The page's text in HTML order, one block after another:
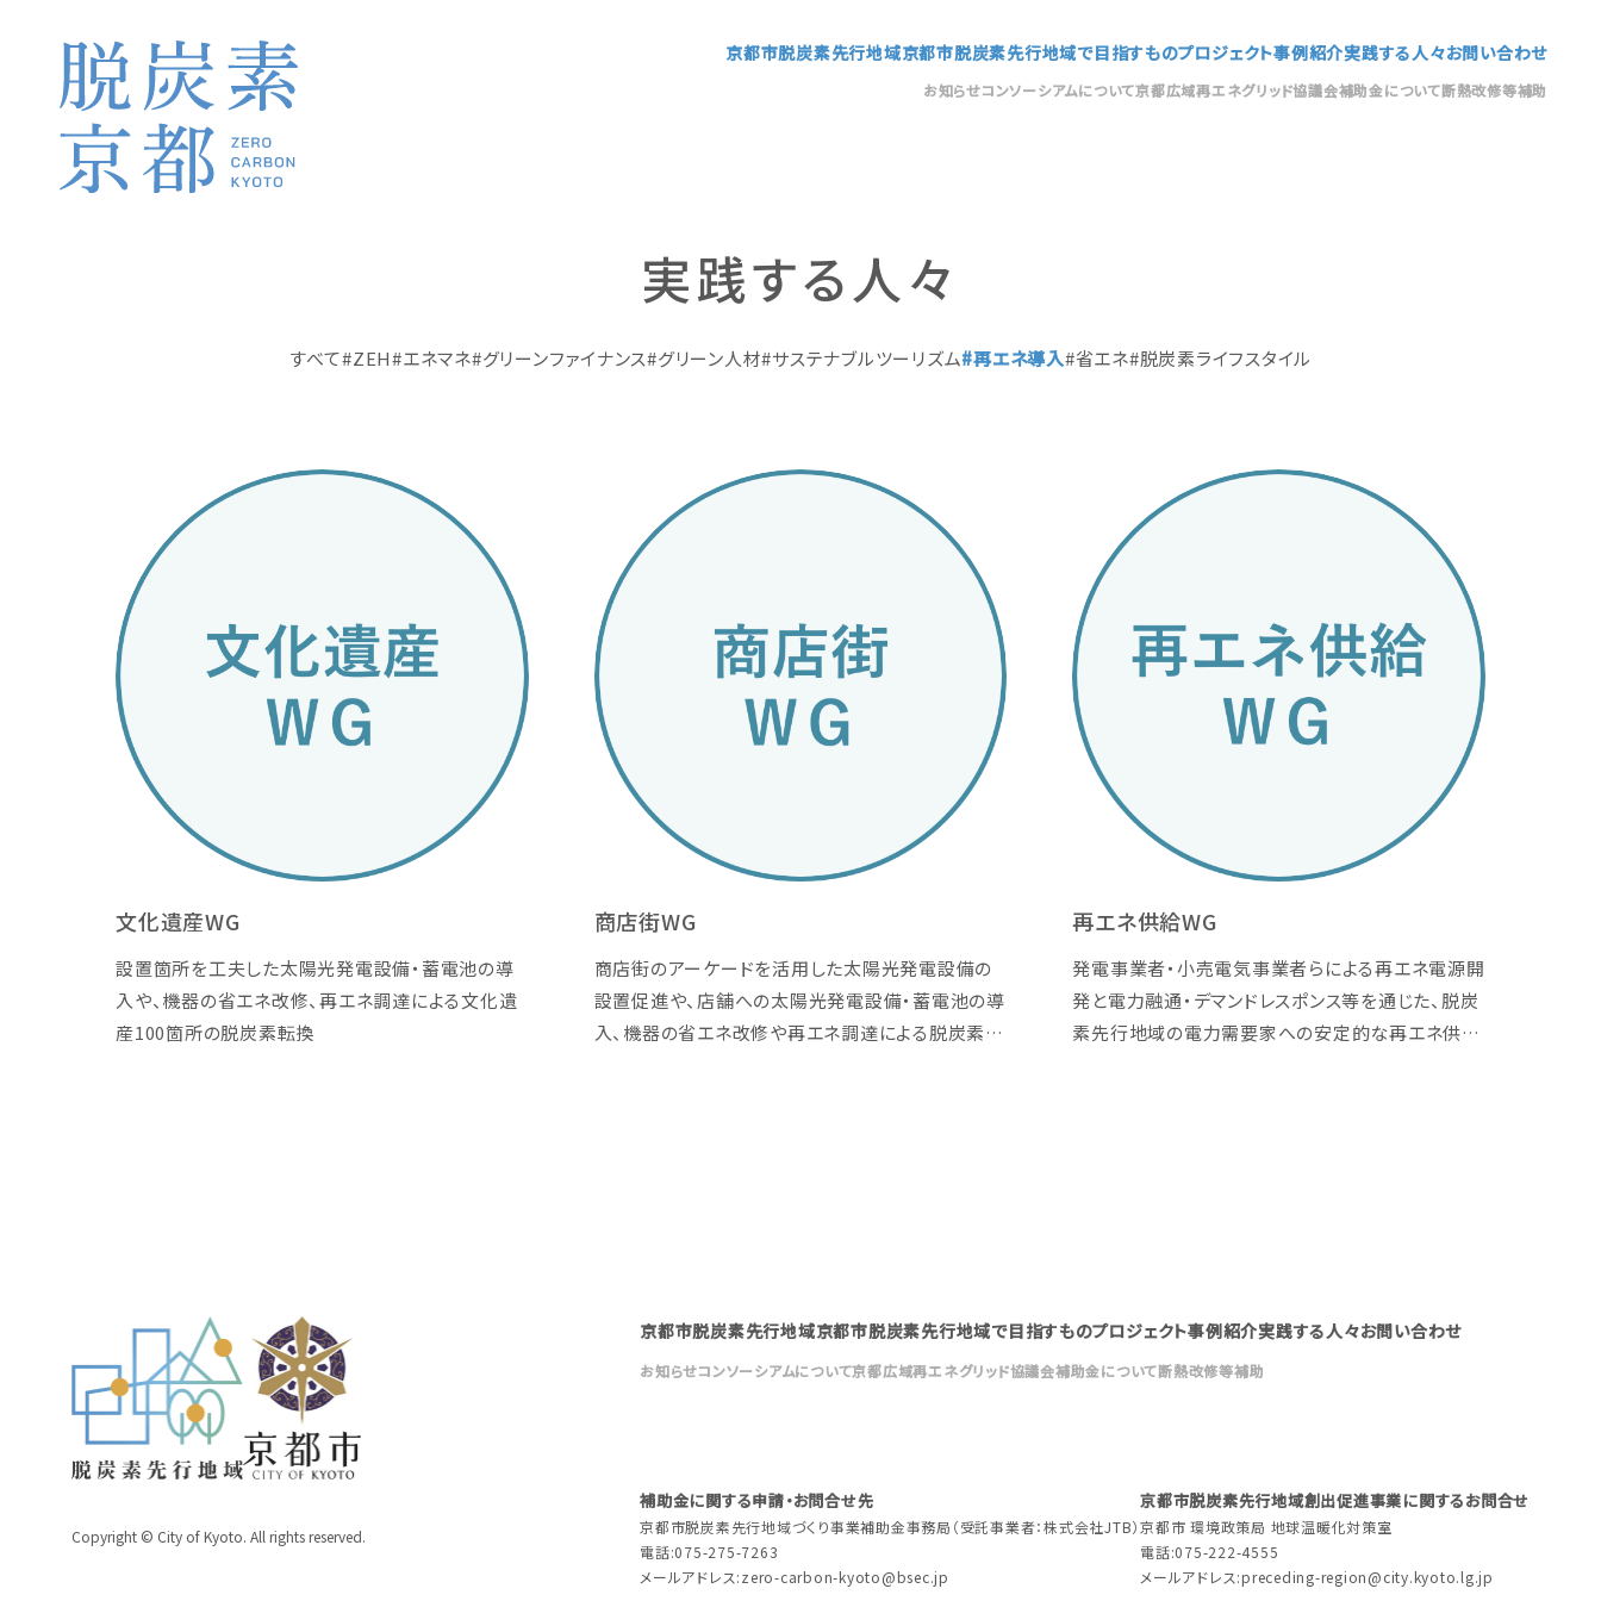
京都市脱炭素先行地域京都市脱炭素先行地域で目指すものプロジェクト事例紹介実践する人々お問い合わせ
お知らせコンソーシアムについて京都広域再エネグリッド協議会補助金について断熱改修等補助
実践する人々
すべて ZEH エネマネ グリーンファイナンス グリーン人材 サステナブルツーリズム 再エネ導入 省エネ 脱炭素ライフスタイル
文化遺産WG
設置箇所を工夫した太陽光発電設備・蓄電池の導
入や、機器の省エネ改修、再エネ調達による文化遺
産100箇所の脱炭素転換
商店街WG
商店街のアーケードを活用した太陽光発電設備の
設置促進や、店舗への太陽光発電設備・蓄電池の導
入、機器の省エネ改修や再エネ調達による脱炭素転
再エネ供給WG
発電事業者・小売電気事業者らによる再エネ電源開
発と電力融通・デマンドレスポンス等を通じた、脱炭
素先行地域の電力需要家への安定的な再エネ供給
Copyright © City of Kyoto. All rights reserved.
京都市脱炭素先行地域京都市脱炭素先行地域で目指すものプロジェクト事例紹介実践する人々お問い合わせ
お知らせコンソーシアムについて京都広域再エネグリッド協議会補助金について断熱改修等補助
補助金に関する申請・お問合せ先
京都市脱炭素先行地域づくり事業補助金事務局（受託事業者：株式会社JTB）
電話:075-275-7263
メールアドレス:zero-carbon-kyoto@bsec.jp
京都市脱炭素先行地域創出促進事業に関するお問合せ
京都市 環境政策局 地球温暖化対策室
電話:075-222-4555
メールアドレス:preceding-region@city.kyoto.lg.jp